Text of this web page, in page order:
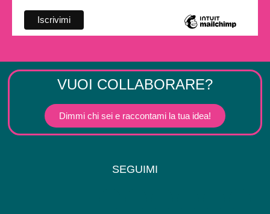
VUOI COLLABORARE?
Dimmi chi sei e raccontami la tua idea!
SEGUIMI